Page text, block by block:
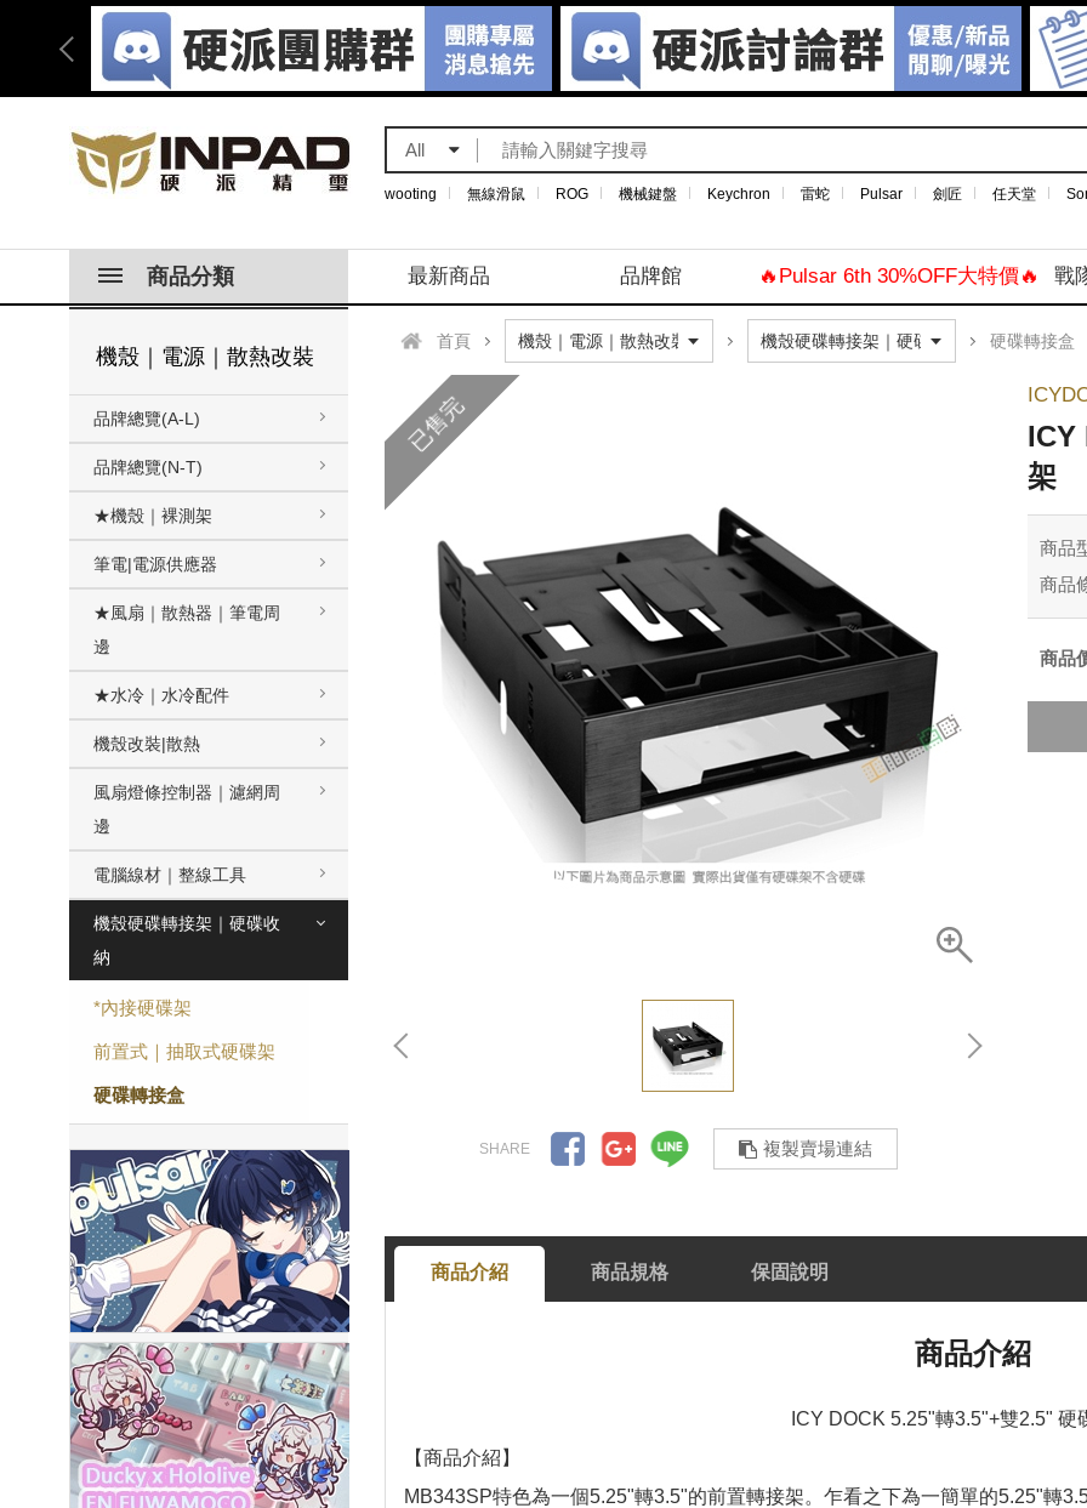
All
wooting 無線滑鼠 ROG 機械鍵盤 Keychron 雷蛇 Pulsar 劍匠 任天堂
商品分類 最新商品 品牌館 🔥Pulsar 6th 30%OFF大特價🔥 戰
機殼｜電源｜散熱改裝
品牌總覽(A-L)
品牌總覽(N-T)
★機殼｜裸測架
筆電|電源供應器
★風扇｜散熱器｜筆電周
邊
★水冷｜水冷配件
機殼改裝|散熱
風扇燈條控制器｜濾網周
邊
電腦線材｜整線工具
機殼硬碟轉接架｜硬碟收
納
*內接硬碟架
前置式｜抽取式硬碟架
硬碟轉接盒
首頁 硬碟轉接盒
已售完
複製賣場連結
ICY
架
商品
商品
商品
商品介紹 商品規格 保固說明
商品介紹
ICY DOCK 5.25"轉3.5"+雙2.5" 硬
【商品介紹】
MB343SP特色為一個5.25"轉3.5"的前置轉接架。乍看之下為一簡單的5.25"轉